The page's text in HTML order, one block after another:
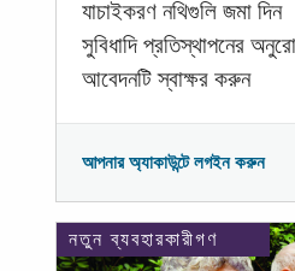
যাচাইকরণ নথিগুলি জমা দিন
সুবিধাদি প্রতিস্থাপনের
আবেদনটি স্বাক্ষর করুন
আপনার অ্যাকাউন্টে লগইন করুন
নতুন ব্যবহারকারীগণ